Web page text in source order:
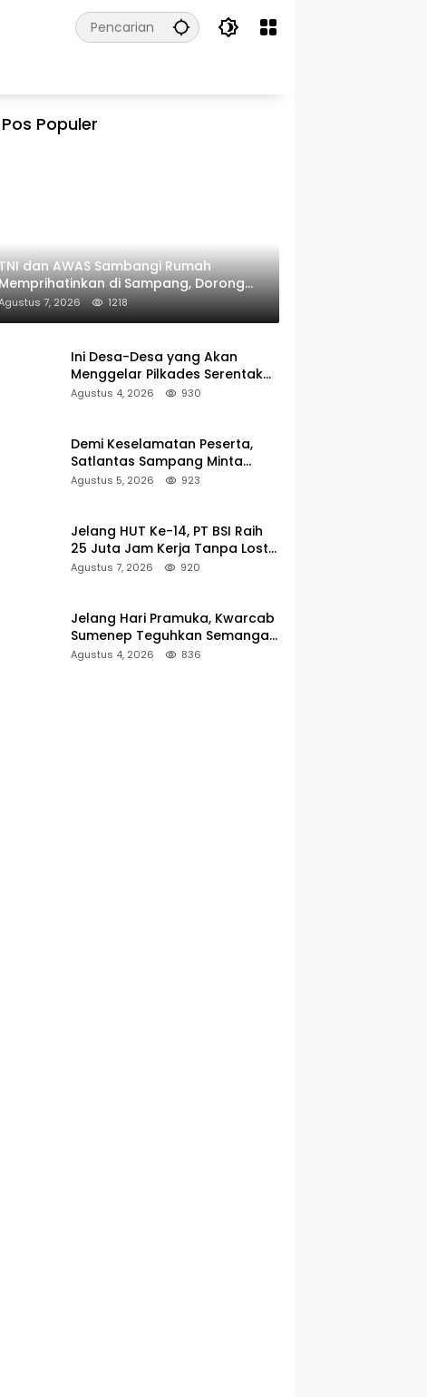
Pos Populer
dan AWAS Sambangi Rumah
di Sampang, Dorong
Beri Bantuan RTLH
7, 2026 1218
Ini Desa-Desa yang Akan
Menggelar Pilkades Serentak
2027 di Kabupaten Sumenep
Agustus 4, 2026 930
Demi Keselamatan Peserta,
Satlantas Sampang Minta
Latihan Gerak Jalan Pindah ke
Agustus 5, 2026 923
Jelang HUT Ke-14, PT BSI Raih
25 Juta Jam Kerja Tanpa Lost-
Time Injury
Agustus 7, 2026 920
Jelang Hari Pramuka, Kwarcab
Sumenep Teguhkan Semangat
Pengabdian Lewat Ziarah
Agustus 4, 2026 836